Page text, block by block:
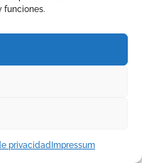
funciones.
privacidad Impressum
y web en
vez que comente.
con los siguientes
con cada nueva